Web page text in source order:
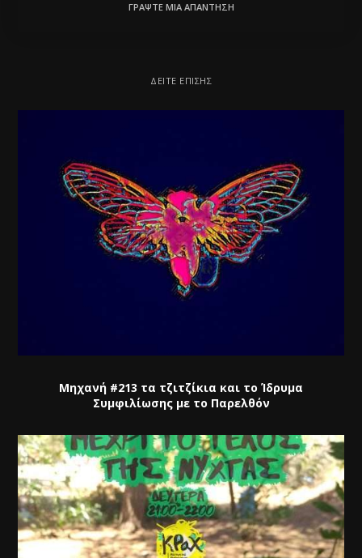
ΓΡΆΨΤΕ ΜΙΑ ΑΠΆΝΤΗΣΗ
ΔΕΊΤΕ ΕΠΊΣΗΣ
Μηχανή #213 τα τζιτζίκια και το Ίδρυμα
Συμφιλίωσης με το Παρελθόν